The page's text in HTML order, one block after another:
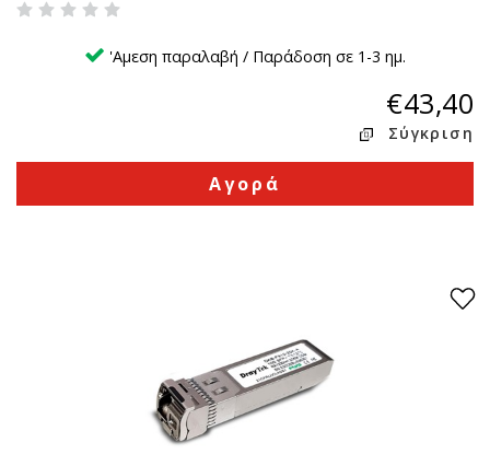
'Αμεση παραλαβή / Παράδοση σε 1-3 ημ.
€43,40
Σύγκριση
Αγορά